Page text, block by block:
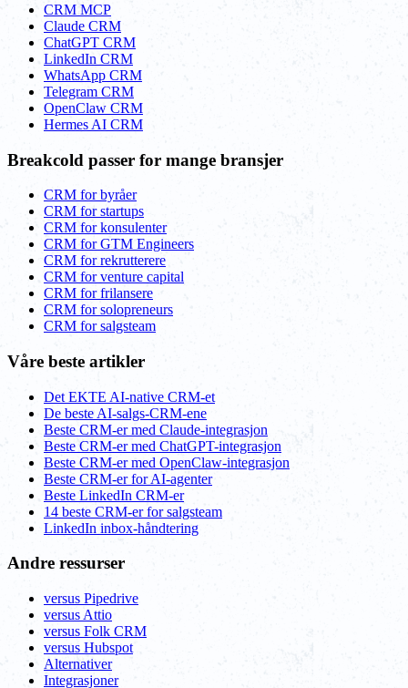
CRM MCP
Claude CRM
ChatGPT CRM
LinkedIn CRM
WhatsApp CRM
Telegram CRM
OpenClaw CRM
Hermes AI CRM
Breakcold passer for mange bransjer
CRM for byråer
CRM for startups
CRM for konsulenter
CRM for GTM Engineers
CRM for rekrutterere
CRM for venture capital
CRM for frilansere
CRM for solopreneurs
CRM for salgsteam
Våre beste artikler
Det EKTE AI-native CRM-et
De beste AI-salgs-CRM-ene
Beste CRM-er med Claude-integrasjon
Beste CRM-er med ChatGPT-integrasjon
Beste CRM-er med OpenClaw-integrasjon
Beste CRM-er for AI-agenter
Beste LinkedIn CRM-er
14 beste CRM-er for salgsteam
LinkedIn inbox-håndtering
Andre ressurser
versus Pipedrive
versus Attio
versus Folk CRM
versus Hubspot
Alternativer
Integrasjoner